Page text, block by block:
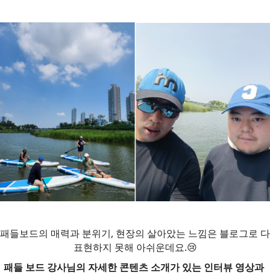
패들보드의 매력과 분위기, 현장의 살아았는 느낌은 블로그로 다
표현하지 못해 아쉬운데요.😢
패들 보드 강사님의 자세한 콘텐츠 소개가 있는 인터뷰 영상과